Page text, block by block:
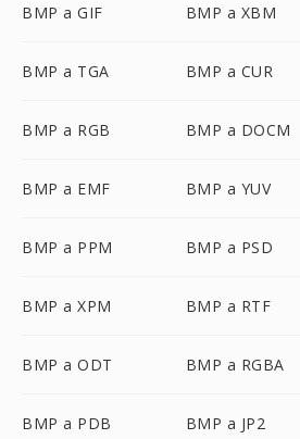
BMP a GIF BMP a XBM
BMP a TGA BMP a CUR
BMP a RGB BMP a DOCM
BMP a EMF BMP a YUV
BMP a PPM BMP a PSD
BMP a XPM BMP a RTF
BMP a ODT BMP a RGBA
BMP a PDB BMP a JP2